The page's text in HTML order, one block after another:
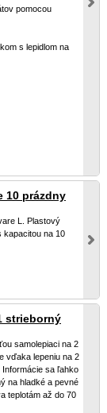
pomocou
s lepidlom na
10 prázdny
L. Plastový
kapacitou na 10
strieborný
samolepiaci na 2
vďaka lepeniu na 2
sa ľahko
na hladké a pevné
teplotám až do 70